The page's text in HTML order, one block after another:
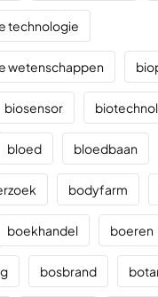
technologie
wetenschappen
biosensor
bloed bloedbaan
bodyfarm
boekhandel boeren
bosbrand